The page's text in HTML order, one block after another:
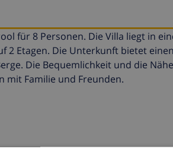
für 8 Personen. Die Villa liegt in
2 Etagen. Die Unterkunft bietet
Die Bequemlichkeit und die
mit Familie und Freunden.